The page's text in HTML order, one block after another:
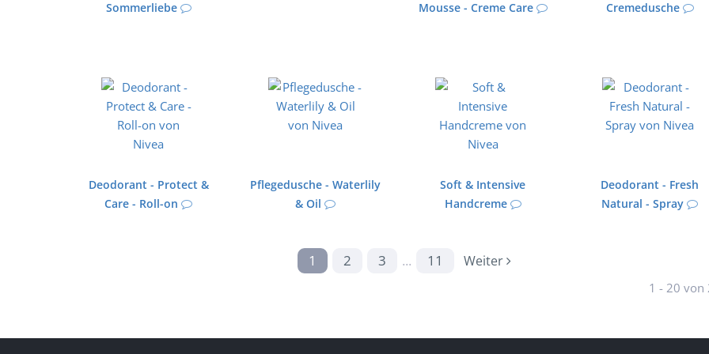
Sommerliebe Mousse - Creme Care Cremedusche
Deodorant - Protect &
Care - Roll-on
Pflegedusche - Waterlily
& Oil
Soft & Intensive
Handcreme
Deodorant - Fresh
Natural - Spray
1 2 3 ... 11 Weiter
1 - 20 von